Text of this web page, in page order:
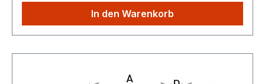
unserem Shop kaufen, Sie zahlen nur einmalig
die höheren Versandkosten.
In den Warenkorb